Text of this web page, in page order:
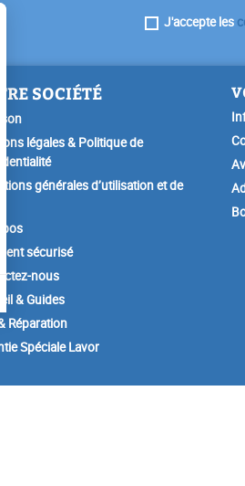
J'accepte les
SOCIÉTÉ
légales & Politique de
générales d’utilisation et de
sécurisé
nous
& Guides
Réparation
Spéciale Lavor